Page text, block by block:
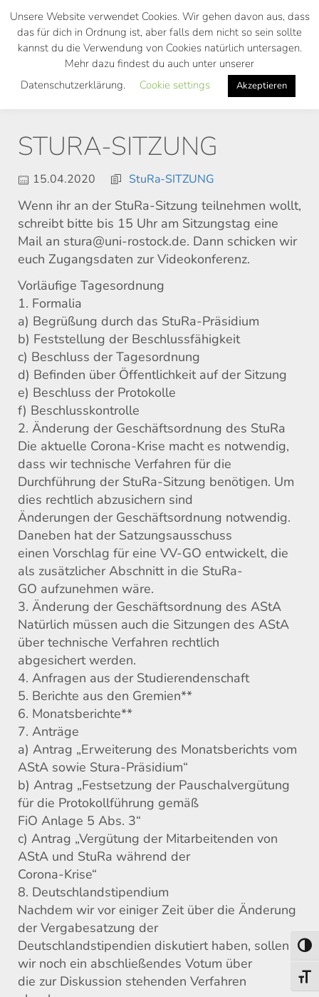
Skip
main
STURA-SITZUNG
15.04.2020 StuRa-SITZUNG
Wenn ihr an der StuRa-Sitzung teilnehmen wollt,
schreibt bitte bis 15 Uhr am Sitzungstag eine
Mail an stura@uni-rostock.de. Dann schicken wir
euch Zugangsdaten zur Videokonferenz.
Vorläufige Tagesordnung
1. Formalia
a) Begrüßung durch das StuRa-Präsidium
b) Feststellung der Beschlussfähigkeit
c) Beschluss der Tagesordnung
d) Befinden über Öffentlichkeit auf der Sitzung
e) Beschluss der Protokolle
f) Beschlusskontrolle
2. Änderung der Geschäftsordnung des StuRa
Die aktuelle Corona-Krise macht es notwendig,
dass wir technische Verfahren für die
Durchführung der StuRa-Sitzung benötigen. Um
dies rechtlich abzusichern sind
Änderungen der Geschäftsordnung notwendig.
Daneben hat der Satzungsausschuss
einen Vorschlag für eine VV-GO entwickelt, die
als zusätzlicher Abschnitt in die StuRa-
GO aufzunehmen wäre.
3. Änderung der Geschäftsordnung des AStA
Natürlich müssen auch die Sitzungen des AStA
über technische Verfahren rechtlich
abgesichert werden.
4. Anfragen aus der Studierendenschaft
5. Berichte aus den Gremien**
6. Monatsberichte**
7. Anträge
a) Antrag „Erweiterung des Monatsberichts vom
AStA sowie Stura-Präsidium“
b) Antrag „Festsetzung der Pauschalvergütung
für die Protokollführung gemäß
FiO Anlage 5 Abs. 3“
c) Antrag „Vergütung der Mitarbeitenden von
AStA und StuRa während der
Corona-Krise“
8. Deutschlandstipendium
Nachdem wir vor einiger Zeit über die Änderung
der Vergabesatzung der
Deutschlandstipendien diskutiert haben, sollen
wir noch ein abschließendes Votum über
die zur Diskussion stehenden Verfahren
Unsere Website verwendet Cookies. Wir gehen davon aus, dass
das für dich in Ordnung ist, aber falls dem nicht so sein sollte
kannst du die Verwendung von Cookies natürlich untersagen.
Mehr dazu findest du auch unter unserer
Datenschutzerklärung.
Cookie settings Akzeptieren